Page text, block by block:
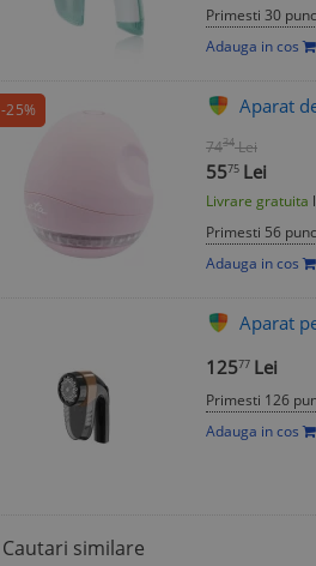
Primesti 30
Adauga in cos
-25% Aparat
7434 Lei
5575 Lei
Livrare gratuita
Primesti 56
Adauga in cos
Aparat
12577 Lei
Primesti 126
Adauga in cos
Cautari similare